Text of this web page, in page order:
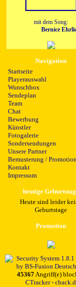
mit dem Song:
Bernice
Navigation
Startseite
Playerauswahl
Wunschbox
Sendeplan
Team
Chat
Bewerbung
Künstler
Fotogalerie
Sondersendungen
Unsere Partner
Bemusterung /
Kontakt
Impressum
heutige
Heute sind leider
Geburtstage
Promotion
45367Angriff(e)
CTracker -